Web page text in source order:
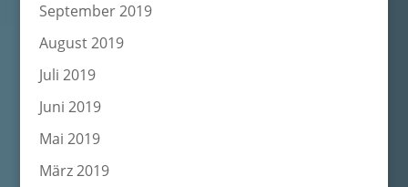
September 2019
August 2019
Juli 2019
Juni 2019
Mai 2019
März 2019